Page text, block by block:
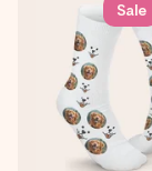
Sale